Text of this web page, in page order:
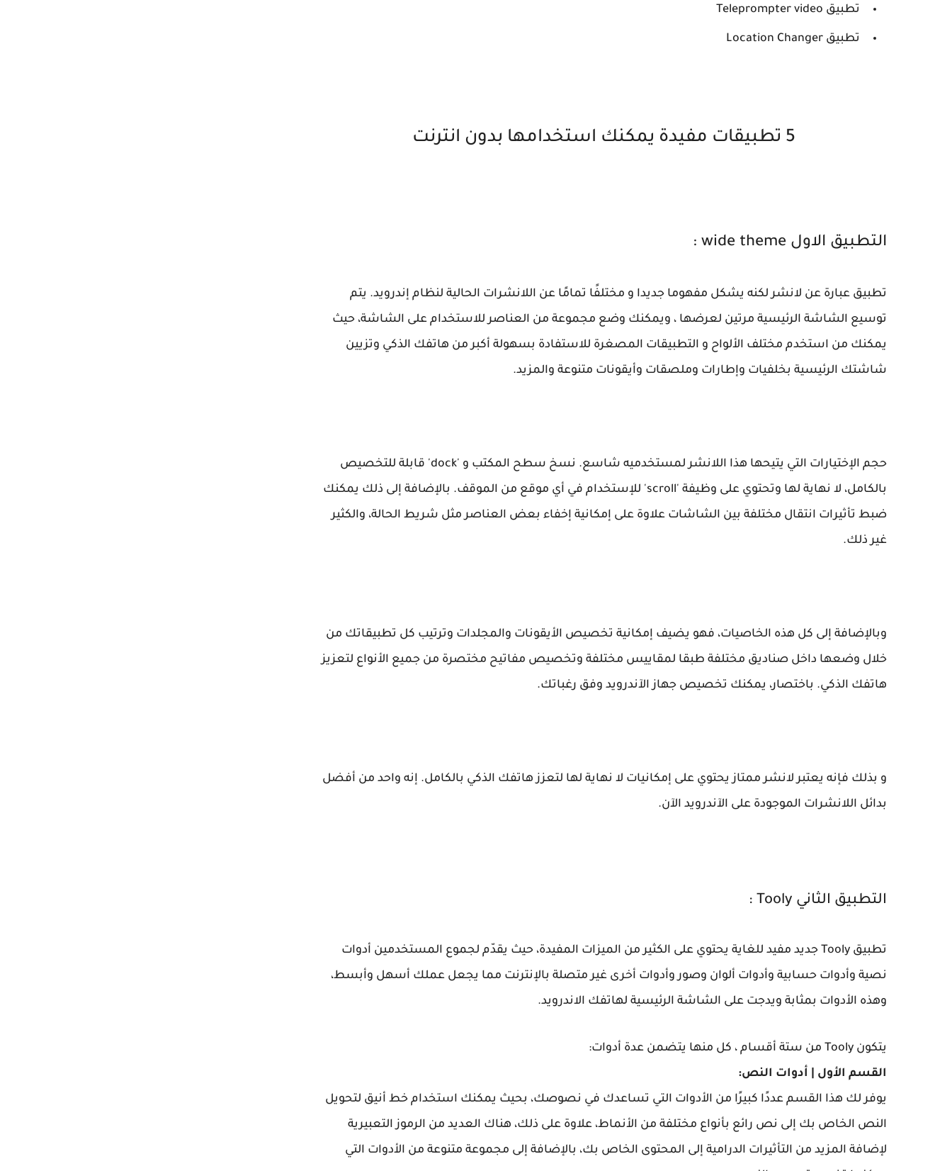
تطبيق Teleprompter video
تطبيق Location Changer
5 تطبيقات مفيدة يمكنك استخدامها بدون انترنت
التطبيق الاول wide theme :
تطبيق عبارة عن لانشر لكنه يشكل مفهوما جديدا و مختلفًا تمامًا عن اللانشرات الحالية لنظام إندرويد. يتم
توسيع الشاشة الرئيسية مرتين لعرضها ، ويمكنك وضع مجموعة من العناصر للاستخدام على الشاشة، حيث
يمكنك من استخدم مختلف الألواح و التطبيقات المصغرة للاستفادة بسهولة أكبر من هاتفك الذكي وتزيين
شاشتك الرئيسية بخلفيات وإطارات وملصقات وأيقونات متنوعة والمزيد.
حجم الإختيارات التي يتيحها هذا اللانشر لمستخدميه شاسع. نسخ سطح المكتب و 'dock' قابلة للتخصيص
بالكامل، لا نهاية لها وتحتوي على وظيفة 'scroll' للإستخدام في أي موقع من الموقف. بالإضافة إلى ذلك يمكنك
ضبط تأثيرات انتقال مختلفة بين الشاشات علاوة على إمكانية إخفاء بعض العناصر مثل شريط الحالة، والكثير
غير ذلك.
وبالإضافة إلى كل هذه الخاصيات، فهو يضيف إمكانية تخصيص الأيقونات والمجلدات وترتيب كل تطبيقاتك من
خلال وضعها داخل صناديق مختلفة طبقا لمقاييس مختلفة وتخصيص مفاتيح مختصرة من جميع الأنواع لتعزيز
هاتفك الذكي. باختصار، يمكنك تخصيص جهاز الآندرويد وفق رغباتك.
و بذلك فإنه يعتبر لانشر ممتاز يحتوي على إمكانيات لا نهاية لها لتعزز هاتفك الذكي بالكامل. إنه واحد من أفضل
بدائل اللانشرات الموجودة على الآندرويد الآن.
التطبيق الثاني Tooly :
تطبيق Tooly جديد مفيد للغاية يحتوي على الكثير من الميزات المفيدة، حيث يقدّم لجموع المستخدمين أدوات
نصية وأدوات حسابية وأدوات ألوان وصور وأدوات أخرى غير متصلة بالإنترنت مما يجعل عملك أسهل وأبسط،
وهذه الأدوات بمثابة ويدجت على الشاشة الرئيسية لهاتفك الاندرويد.
يتكون Tooly من ستة أقسام ، كل منها يتضمن عدة أدوات:
القسم الأول | أدوات النص:
يوفر لك هذا القسم عددًا كبيرًا من الأدوات التي تساعدك في نصوصك، بحيث يمكنك استخدام خط أنيق لتحويل
النص الخاص بك إلى نص رائع بأنواع مختلفة من الأنماط، علاوة على ذلك، هناك العديد من الرموز التعبيرية
لإضافة المزيد من التأثيرات الدرامية إلى المحتوى الخاص بك، بالإضافة إلى مجموعة متنوعة من الأدوات التي